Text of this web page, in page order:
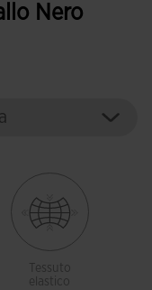
Nero
Tessuto
elastico